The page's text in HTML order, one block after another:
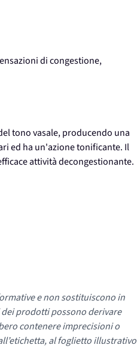
di congestione,
tono vasale, producendo una
ed ha un'azione tonificante. Il
attività decongestionante.
e non sostituiscono in
prodotti possono derivare
contenere imprecisioni o
al foglietto illustrativo